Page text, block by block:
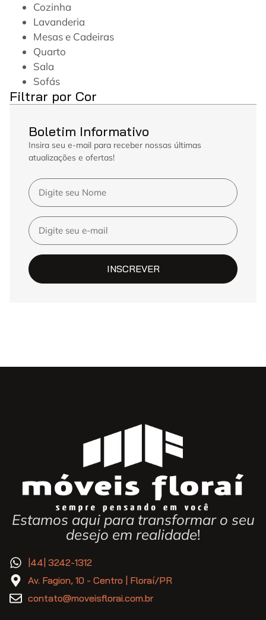
Cozinha
Lavanderia
Mesas e Cadeiras
Quarto
Sala
Sofás
Filtrar por Cor
Boletim Informativo
Insira seu e-mail para receber nossas últimas
atualizações e ofertas!
INSCREVER
Estamos aqui para transformar o seu
desejo em realidade!
|44| 3242-1312
Av. Fagion, 10 - Centro | Floraí/PR
contato@moveisflorai.com.br